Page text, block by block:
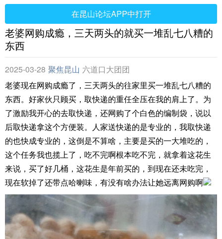
在昆山论坛APP中打开
老婆网购成瘾，三天两头的就买一堆乱七八糟的
东西
2025-03-28 聚焦昆山 六道口大团团
老婆现在网购成瘾了，三天两头的往家里买一堆乱七八糟的
东西。好家伙只顾买，取快递的重任全压在我的肩上了。为
了激励我开心的去取快递，还网购了个白色的编制袋，说以
后取快递拿这个方便装。人家送快递的是专业的，我取快递
的也快成专业的，这倒是不算啥，主要是买的一大堆吃的，
这个任务我也揽上了，吃不完啊根本吃不完，就拿着这花生
来说，买了好几桶，这花生是年前买的，到现在还未吃完，
现在软掉了还带点哈喇味，有没有啥办法让她远离网购啊